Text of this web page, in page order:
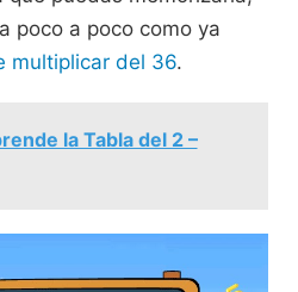
poco a poco como ya
multiplicar del 36.
la Tabla del 2 –